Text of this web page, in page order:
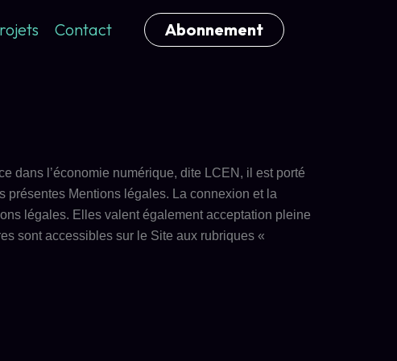
Contact Abonnement
dans l’économie numérique, dite LCEN, il est porté
présentes Mentions légales. La connexion et la
légales. Elles valent également acceptation pleine
sont accessibles sur le Site aux rubriques «